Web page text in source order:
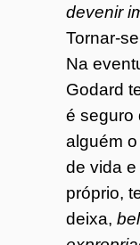
devenir
Tornar-
Na
Godard
é seguro
alguém
de vida
próprio,
deixa,